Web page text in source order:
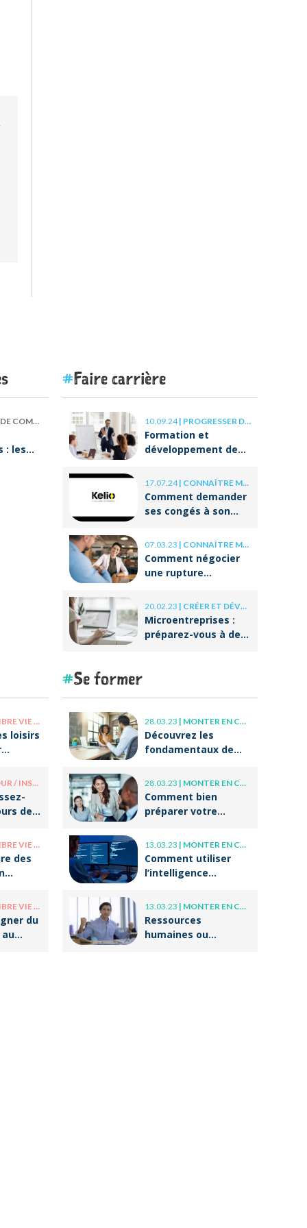
: les
Faire carrière
10.09.24| PROGRESSER DANS SA CARRIÈRE
Formation et
développement des
clés de la réussite à
long terme
17.07.24| CONNAÎTRE MES DROITS
Comment demander
ses congés à son
07.03.23 | CONNAÎTRE MES DROITS
Comment négocier
une rupture
20.02.23 | CRÉER ET DÉVELOPPER SA BOÎTE
Microentreprises :
préparez-vous à des
/ VIE PERSO
loisirs
/ INSOLITE
de
/ VIE PERSO
des
/ VIE PERSO
du
Se former
28.03.23 | MONTER EN COMPÉTENCE
Découvrez les
fondamentaux de
et du coaching !
28.03.23 | MONTER EN COMPÉTENCE
Comment bien
préparer votre
professionnelle ?
13.03.23 | MONTER EN COMPÉTENCE
Comment utiliser
l’intelligence
ses écrits
professionnels ?
13.03.23 | MONTER EN COMPÉTENCE
Ressources
humaines ou